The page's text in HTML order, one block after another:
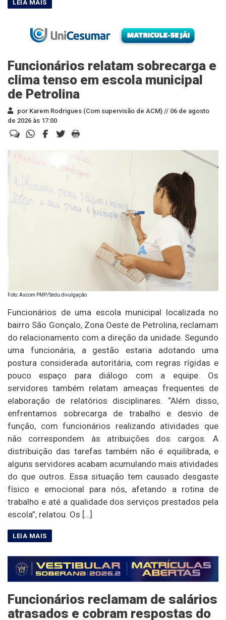
Funcionários relatam sobrecarga e
clima tenso em escola municipal
de Petrolina
por Karem Rodrigues (Com supervisão de ACM) // 06 de agosto
de 2026 às 17:00
Foto: Ascom PMP/Sedu divulgação
Funcionários de uma escola municipal localizada no
bairro São Gonçalo, Zona Oeste de Petrolina, reclamam
do relacionamento com a direção da unidade. Segundo
uma funcionária, a gestão estaria adotando uma
postura considerada autoritária, com regras rígidas e
pouco espaço para diálogo com a equipe. Os
servidores também relatam ameaças frequentes de
elaboração de relatórios disciplinares. “Além disso,
enfrentamos sobrecarga de trabalho e desvio de
função, com funcionários realizando atividades que
não correspondem às atribuições dos cargos. A
distribuição das tarefas também não é equilibrada, e
alguns servidores acabam acumulando mais atividades
do que outros. Essa situação tem causado desgaste
físico e emocional para nós, afetando a rotina de
trabalho e até a qualidade dos serviços prestados pela
escola”, relatou. Os […]
Funcionários reclamam de salários
atrasados e cobram respostas do